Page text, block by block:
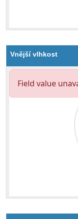
Vnější vlhkost